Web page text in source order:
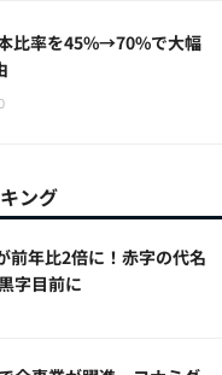
比率を45%→70%で大幅
ング
前年比2倍に！赤字の代名
字目前に